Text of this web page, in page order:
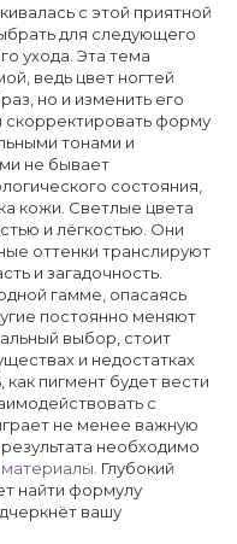
с этой приятной
для следующего
ухода. Эта тема
ведь цвет ногтей
но и изменить его
скорректировать форму
тонами и
не бывает
состояния,
кожи. Светлые цвета
и лёгкостью. Они
оттенки транслируют
и загадочность.
гамме, опасаясь
постоянно меняют
выбор, стоит
и недостатках
пигмент будет вести
с
не менее важную
необходимо
. Глубокий
найти формулу
вашу